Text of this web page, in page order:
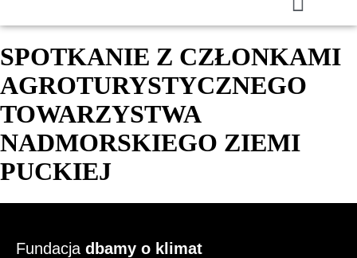
SPOTKANIE Z CZŁONKAMI
AGROTURYSTYCZNEGO
TOWARZYSTWA
NADMORSKIEGO ZIEMI
PUCKIEJ
Fundacja dbamy o klimat